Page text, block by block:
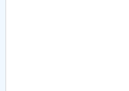
Chestionar angajabilitate